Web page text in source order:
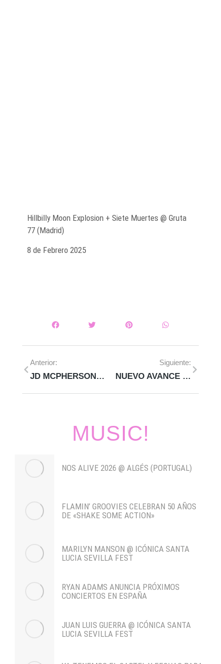
Hillbilly Moon Explosion + Siete Muertes @ Gruta
77 (Madrid)
8 de Febrero 2025
Anterior:
JD MCPHERSON NOS PRESENTARÁ «NITE OWLS» EN MAYO
Siguiente:
NUEVO AVANCE DE CARTEL PARA EL EXTREMÚSIKA 2025
MUSIC!
NOS ALIVE 2026 @ ALGÉS (PORTUGAL)
FLAMIN’ GROOVIES CELEBRAN 50 AÑOS
DE «SHAKE SOME ACTION»
MARILYN MANSON @ ICÓNICA SANTA
LUCIA SEVILLA FEST
RYAN ADAMS ANUNCIA PRÓXIMOS
CONCIERTOS EN ESPAÑA
JUAN LUIS GUERRA @ ICÓNICA SANTA
LUCIA SEVILLA FEST